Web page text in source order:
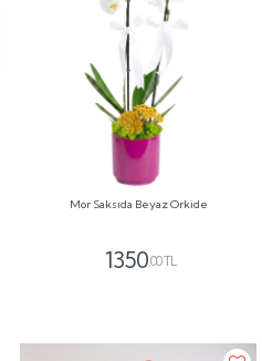
Mor Saksıda Beyaz Orkide
1350,00 TL